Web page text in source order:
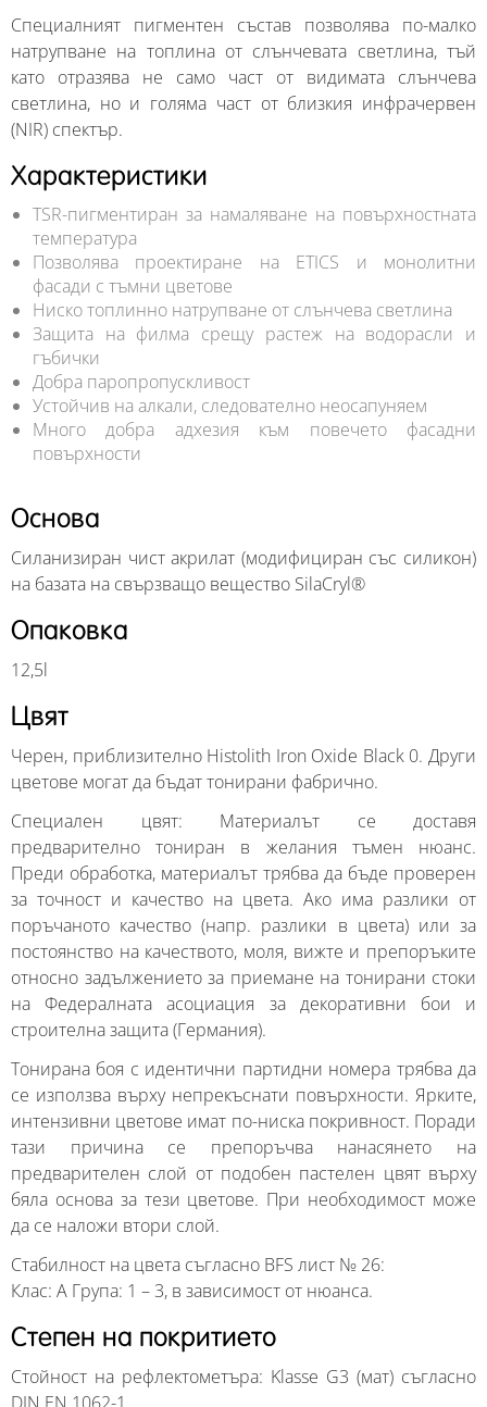
Специалният пигментен състав позволява по-малко
натрупване на топлина от слънчевата светлина, тъй
като отразява не само част от видимата слънчева
светлина, но и голяма част от близкия инфрачервен
(NIR) спектър.
Характеристики
TSR-пигментиран за намаляване на повърхностната
температура
Позволява проектиране на ETICS и монолитни
фасади с тъмни цветове
Ниско топлинно натрупване от слънчева светлина
Защита на филма срещу растеж на водорасли и
гъбички
Добра паропропускливост
Устойчив на алкали, следователно неосапуняем
Много добра адхезия към повечето фасадни
повърхности
Основа
Силанизиран чист акрилат (модифициран със силикон)
на базата на свързващо вещество SilaCryl®
Опаковка
12,5l
Цвят
Черен, приблизително Histolith Iron Oxide Black 0. Други
цветове могат да бъдат тонирани фабрично.
Специален цвят: Материалът се доставя
предварително тониран в желания тъмен нюанс.
Преди обработка, материалът трябва да бъде проверен
за точност и качество на цвета. Ако има разлики от
поръчаното качество (напр. разлики в цвета) или за
постоянство на качеството, моля, вижте и препоръките
относно задължението за приемане на тонирани стоки
на Федералната асоциация за декоративни бои и
строителна защита (Германия).
Тонирана боя с идентични партидни номера трябва да
се използва върху непрекъснати повърхности. Ярките,
интензивни цветове имат по-ниска покривност. Поради
тази причина се препоръчва нанасянето на
предварителен слой от подобен пастелен цвят върху
бяла основа за тези цветове. При необходимост може
да се наложи втори слой.
Стабилност на цвета съгласно BFS лист № 26:
Клас: A Група: 1 – 3, в зависимост от нюанса.
Степен на покритието
Стойност на рефлектометъра: Klasse G3 (мат) съгласно